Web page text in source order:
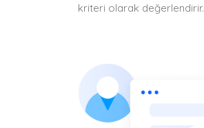
kriteri olarak değerlendirir.